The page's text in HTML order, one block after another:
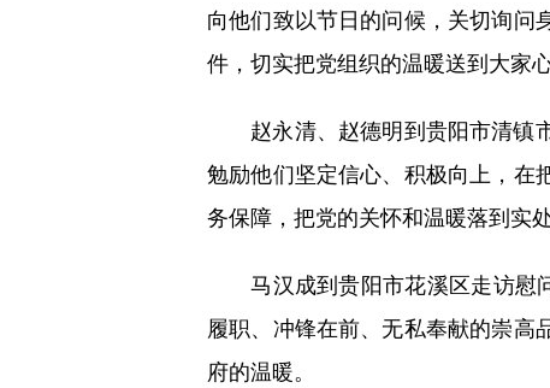
向他们致以节日的问候，关切询问
件，切实把党组织的温暖送到大家心
赵永清、赵德明到贵阳市清镇市
勉励他们坚定信心、积极向上，在
务保障，把党的关怀和温暖落到实处
马汉成到贵阳市花溪区走访慰问
履职、冲锋在前、无私奉献的崇高
府的温暖。